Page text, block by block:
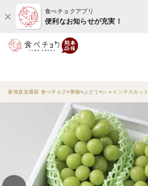
食べチョクアプリ
便利なお知らせが充実！
産地直送通販 食べチョク 果物 ぶどう シャインマスカット